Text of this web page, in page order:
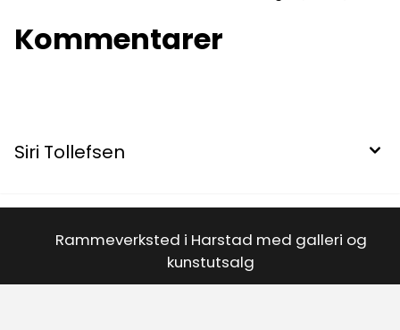
Kommentarer
Siri Tollefsen
Rammeverksted i Harstad med galleri og
kunstutsalg